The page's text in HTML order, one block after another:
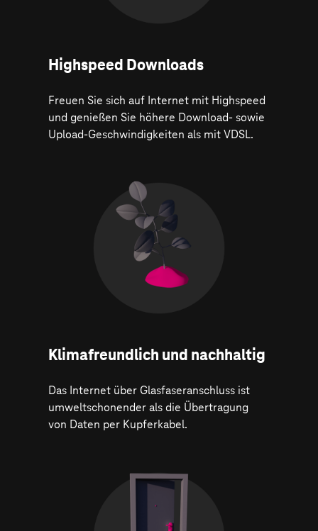
Highspeed Downloads
Freuen Sie sich auf Internet mit Highspeed
und genießen Sie höhere Download- sowie
Upload-Geschwindigkeiten als mit VDSL.
Klima­freundlich und nachhaltig
Das Internet über Glasfaseranschluss ist
umweltschonender als die Übertragung
von Daten per Kupferkabel.